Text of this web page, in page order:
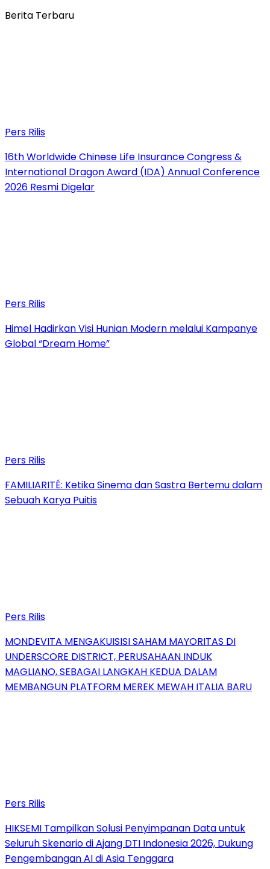
Berita Terbaru
Pers Rilis
16th Worldwide Chinese Life Insurance Congress &
International Dragon Award (IDA) Annual Conference
2026 Resmi Digelar
Pers Rilis
Himel Hadirkan Visi Hunian Modern melalui Kampanye
Global “Dream Home”
Pers Rilis
FAMILIARITÉ: Ketika Sinema dan Sastra Bertemu dalam
Sebuah Karya Puitis
Pers Rilis
MONDEVITA MENGAKUISISI SAHAM MAYORITAS DI
UNDERSCORE DISTRICT, PERUSAHAAN INDUK
MAGLIANO, SEBAGAI LANGKAH KEDUA DALAM
MEMBANGUN PLATFORM MEREK MEWAH ITALIA BARU
Pers Rilis
HIKSEMI Tampilkan Solusi Penyimpanan Data untuk
Seluruh Skenario di Ajang DTI Indonesia 2026, Dukung
Pengembangan AI di Asia Tenggara